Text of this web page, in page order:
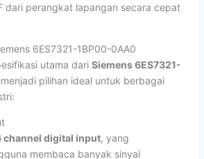
dari perangkat lapangan secara cepat
6ES7321-1BP00-0AA0
utama dari Siemens 6ES7321-
pilihan ideal untuk berbagai
channel digital input, yang
membaca banyak sinyal